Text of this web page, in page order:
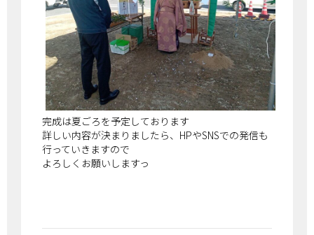
完成は夏ごろを予定しております
詳しい内容が決まりましたら、HPやSNSでの発信も
行っていきますので
よろしくお願いしますっ